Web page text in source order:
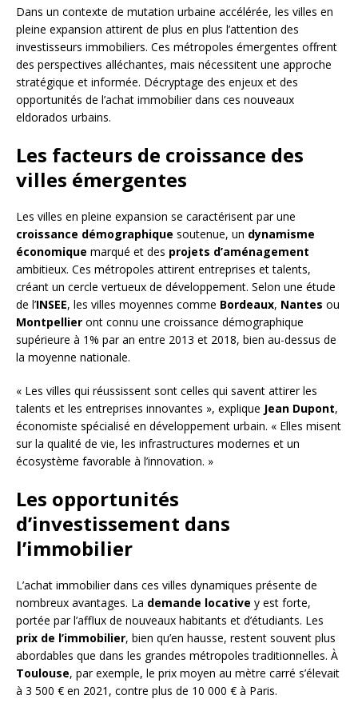
Dans un contexte de mutation urbaine accélérée, les villes en
pleine expansion attirent de plus en plus l’attention des
investisseurs immobiliers. Ces métropoles émergentes offrent
des perspectives alléchantes, mais nécessitent une approche
stratégique et informée. Décryptage des enjeux et des
opportunités de l’achat immobilier dans ces nouveaux
eldorados urbains.
Les facteurs de croissance des
villes émergentes
Les villes en pleine expansion se caractérisent par une
croissance démographique soutenue, un dynamisme
économique marqué et des projets d’aménagement
ambitieux. Ces métropoles attirent entreprises et talents,
créant un cercle vertueux de développement. Selon une étude
de l’INSEE, les villes moyennes comme Bordeaux, Nantes ou
Montpellier ont connu une croissance démographique
supérieure à 1% par an entre 2013 et 2018, bien au-dessus de
la moyenne nationale.
« Les villes qui réussissent sont celles qui savent attirer les
talents et les entreprises innovantes », explique Jean Dupont,
économiste spécialisé en développement urbain. « Elles misent
sur la qualité de vie, les infrastructures modernes et un
écosystème favorable à l’innovation. »
Les opportunités
d’investissement dans
l’immobilier
L’achat immobilier dans ces villes dynamiques présente de
nombreux avantages. La demande locative y est forte,
portée par l’afflux de nouveaux habitants et d’étudiants. Les
prix de l’immobilier, bien qu’en hausse, restent souvent plus
abordables que dans les grandes métropoles traditionnelles. À
Toulouse, par exemple, le prix moyen au mètre carré s’élevait
à 3 500 € en 2021, contre plus de 10 000 € à Paris.